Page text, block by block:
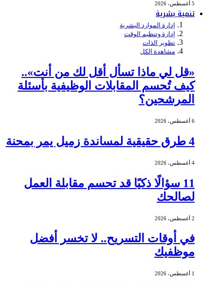
5 أغسطس، 2026
تنمية بشرية
إدارة الموارد البشرية
إدارة وتنظيم الوقت
تطوير الذات
مشاهدة الكل
«قل لي ماذا تسأل أقل لك من أنت»..
كيف تُحسم المقابلات الوظيفية بأسئلة
المرشحين؟
6 أغسطس، 2026
4 طرق حقيقية لمساندة زميل يمر بمحنة
4 أغسطس، 2026
11 سؤالًا ذكيًا قد تحسم مقابلة العمل
لصالحك
2 أغسطس، 2026
في أوقات التسريح.. لا تخسر أفضل
موظفيك
1 أغسطس، 2026